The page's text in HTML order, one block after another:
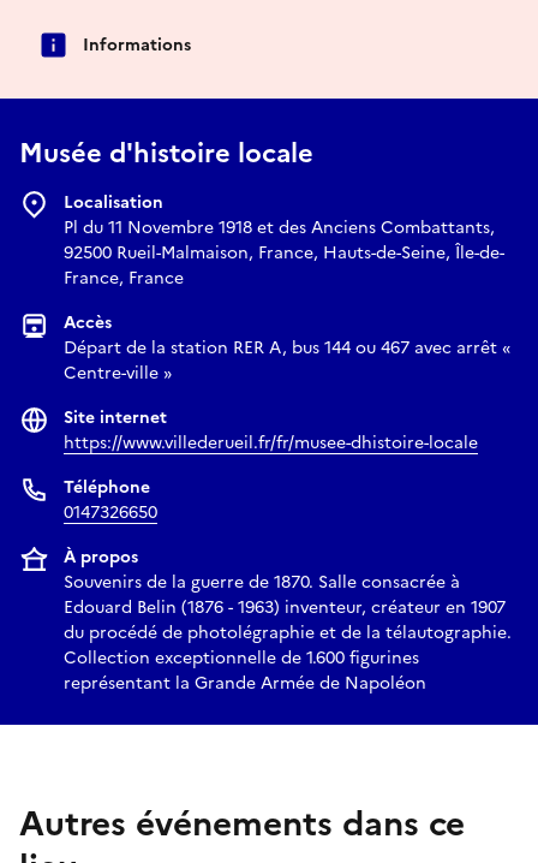
Informations
Musée d'histoire locale
Localisation
Pl du 11 Novembre 1918 et des Anciens Combattants,
92500 Rueil-Malmaison, France, Hauts-de-Seine, Île-de-
France, France
Accès
Départ de la station RER A, bus 144 ou 467 avec arrêt «
Centre-ville »
Site internet
https://www.villederueil.fr/fr/musee-dhistoire-locale
Téléphone
0147326650
À propos
Souvenirs de la guerre de 1870. Salle consacrée à
Edouard Belin (1876 - 1963) inventeur, créateur en 1907
du procédé de photolégraphie et de la télautographie.
Collection exceptionnelle de 1.600 figurines
représentant la Grande Armée de Napoléon
Autres événements dans ce